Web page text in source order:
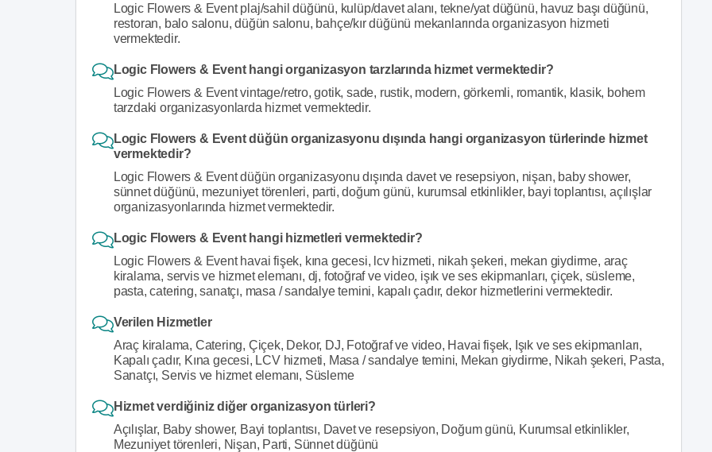
Logic Flowers & Event plaj/sahil düğünü, kulüp/davet alanı, tekne/yat düğünü, havuz başı düğünü,
restoran, balo salonu, düğün salonu, bahçe/kır düğünü mekanlarında organizasyon hizmeti
vermektedir.
Logic Flowers & Event hangi organizasyon tarzlarında hizmet vermektedir?
Logic Flowers & Event vintage/retro, gotik, sade, rustik, modern, görkemli, romantik, klasik, bohem
tarzdaki organizasyonlarda hizmet vermektedir.
Logic Flowers & Event düğün organizasyonu dışında hangi organizasyon türlerinde hizmet
vermektedir?
Logic Flowers & Event düğün organizasyonu dışında davet ve resepsiyon, nişan, baby shower,
sünnet düğünü, mezuniyet törenleri, parti, doğum günü, kurumsal etkinlikler, bayi toplantısı, açılışlar
organizasyonlarında hizmet vermektedir.
Logic Flowers & Event hangi hizmetleri vermektedir?
Logic Flowers & Event havai fişek, kına gecesi, lcv hizmeti, nikah şekeri, mekan giydirme, araç
kiralama, servis ve hizmet elemanı, dj, fotoğraf ve video, işık ve ses ekipmanları, çiçek, süsleme,
pasta, catering, sanatçı, masa / sandalye temini, kapalı çadır, dekor hizmetlerini vermektedir.
Verilen Hizmetler
Araç kiralama, Catering, Çiçek, Dekor, DJ, Fotoğraf ve video, Havai fişek, Işık ve ses ekipmanları,
Kapalı çadır, Kına gecesi, LCV hizmeti, Masa / sandalye temini, Mekan giydirme, Nikah şekeri, Pasta,
Sanatçı, Servis ve hizmet elemanı, Süsleme
Hizmet verdiğiniz diğer organizasyon türleri?
Açılışlar, Baby shower, Bayi toplantısı, Davet ve resepsiyon, Doğum günü, Kurumsal etkinlikler,
Mezuniyet törenleri, Nişan, Parti, Sünnet düğünü